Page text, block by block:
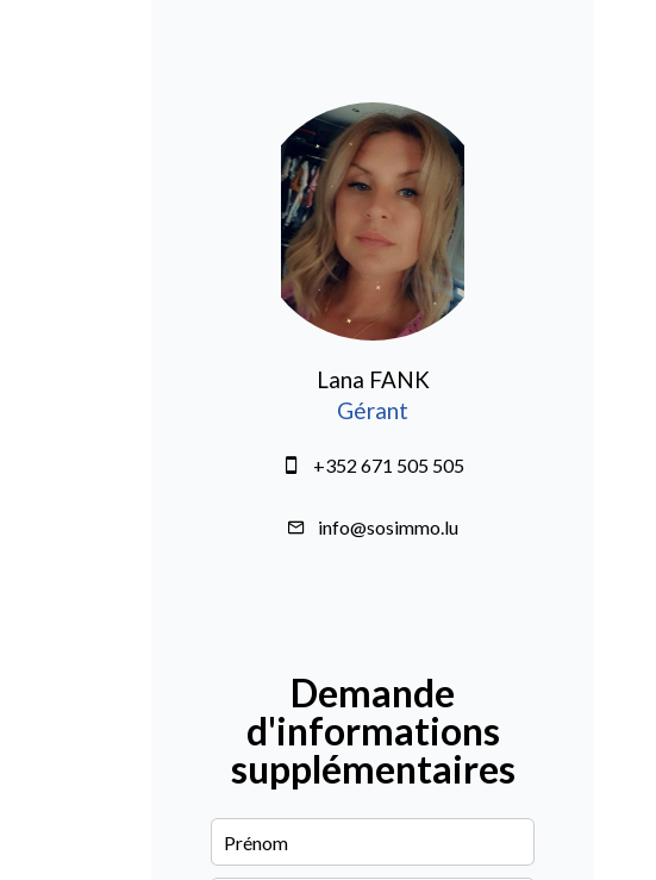
Lana FANK
Gérant
+352 671 505 505
info@sosimmo.lu
Demande
d'informations
supplémentaires